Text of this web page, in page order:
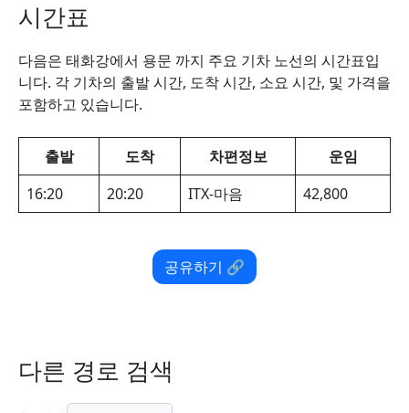
시간표
다음은 태화강에서 용문 까지 주요 기차 노선의 시간표입
니다. 각 기차의 출발 시간, 도착 시간, 소요 시간, 및 가격을
포함하고 있습니다.
출발 도착 차편정보
운임
16:20
20:20 ITX-마음 42,800
공유하기 🔗
다른 경로 검색